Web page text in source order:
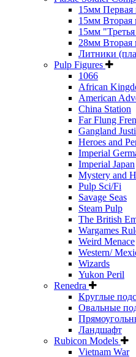
15мм Первая
15мм Вторая
15мм
28мм Вторая
Литники
Pulp Figures
1066
African
American
China Station
Far Flung
Gangland
Heroes and
Imperial
Imperial Japan
Mystery and
Pulp Sci/Fi
Savage Seas
Steam Pulp
The British
Wargames
Weird Menace
Western/
Wizards
Yukon Peril
Renedra
Круглые
Овальные
Ландшафт
Rubicon Models
Vietnam War